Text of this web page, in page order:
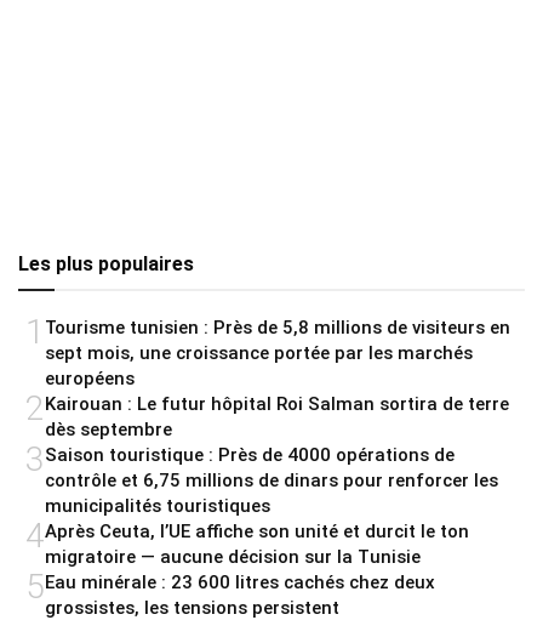
Les plus populaires
1 Tourisme tunisien : Près de 5,8 millions de visiteurs en
sept mois, une croissance portée par les marchés
européens
2 Kairouan : Le futur hôpital Roi Salman sortira de terre
dès septembre
3Saison touristique : Près de 4000 opérations de
contrôle et 6,75 millions de dinars pour renforcer les
municipalités touristiques
4Après Ceuta, l’UE affiche son unité et durcit le ton
migratoire — aucune décision sur la Tunisie
5Eau minérale : 23 600 litres cachés chez deux
grossistes, les tensions persistent